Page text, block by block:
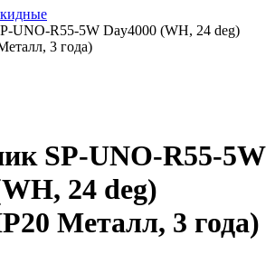
UNO-R55-5W Day4000 (WH, 24 deg)
3 года)
SP-UNO-R55-5W
24 deg)
Металл, 3 года)